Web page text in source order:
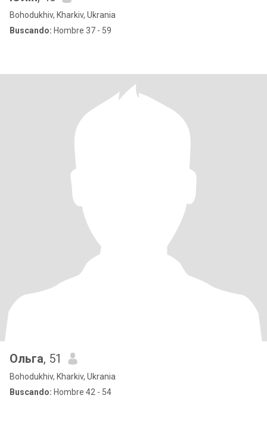
Bohodukhiv, Kharkiv, Ukrania
Buscando: Hombre 37 - 59
Ольга, 51
Bohodukhiv, Kharkiv, Ukrania
Buscando: Hombre 42 - 54